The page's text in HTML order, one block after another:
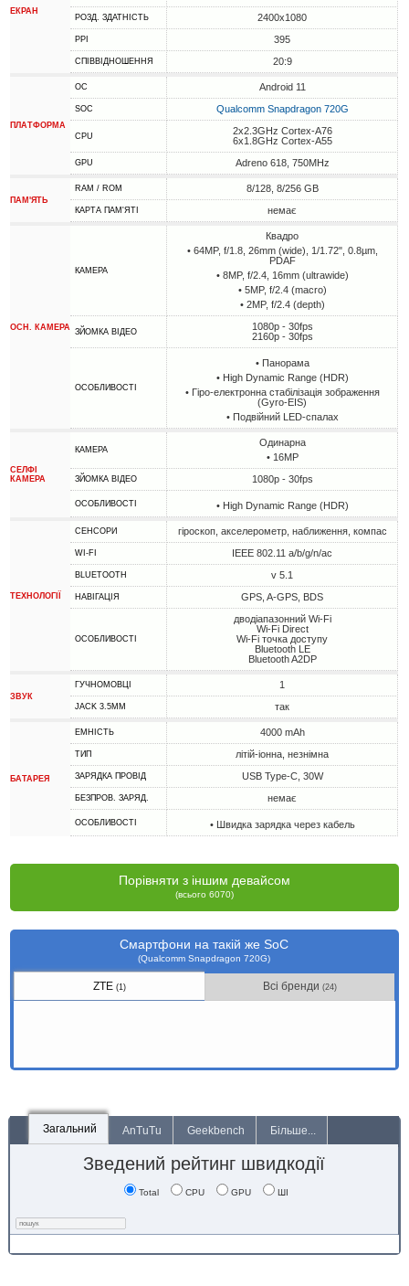
ЕКРАН
РОЗД. ЗДАТНІСТЬ 2400x1080
PPI 395
СПІВВІДНОШЕННЯ 20:9
ПЛАТФОРМА
ОС Android 11
SOC Qualcomm Snapdragon 720G
CPU
2x2.3GHz Cortex-A76
6x1.8GHz Cortex-A55
GPU Adreno 618, 750MHz
ПАМ'ЯТЬ
RAM / ROM 8/128, 8/256 GB
КАРТА ПАМ'ЯТІ немає
ОСН. КАМЕРА
КАМЕРА
Квадро
• 64MP, f/1.8, 26mm (wide), 1/1.72", 0.8µm,
PDAF
• 8MP, f/2.4, 16mm (ultrawide)
• 5MP, f/2.4 (macro)
• 2MP, f/2.4 (depth)
ЗЙОМКА ВІДЕО
1080p - 30fps
2160p - 30fps
ОСОБЛИВОСТІ
• Панорама
• High Dynamic Range (HDR)
• Гіро-електронна стабілізація зображення
(Gyro-EIS)
• Подвійний LED-спалах
СЕЛФІ
КАМЕРА
КАМЕРА
Одинарна
• 16MP
ЗЙОМКА ВІДЕО 1080p - 30fps
ОСОБЛИВОСТІ • High Dynamic Range (HDR)
ТЕХНОЛОГІЇ
СЕНСОРИ гіроскоп, акселерометр, наближення, компас
WI-FI IEEE 802.11 a/b/g/n/ac
BLUETOOTH v 5.1
НАВІГАЦІЯ GPS, A-GPS, BDS
ОСОБЛИВОСТІ
дводіапазонний Wi-Fi
Wi-Fi Direct
Wi-Fi точка доступу
Bluetooth LE
Bluetooth A2DP
ЗВУК
ГУЧНОМОВЦІ 1
JACK 3.5MM так
БАТАРЕЯ
ЕМНІСТЬ 4000 mAh
ТИП літій-іонна, незнімна
ЗАРЯДКА ПРОВІД USB Type-C, 30W
БЕЗПРОВ. ЗАРЯД. немає
ОСОБЛИВОСТІ • Швидка зарядка через кабель
Порівняти з іншим девайсом
(всього 6070)
Смартфони на такій же SoC
(Qualcomm Snapdragon 720G)
ZTE(1) Всі бренди(24)
Загальний AnTuTu Geekbench Більше...
Зведений рейтинг швидкодії
Total CPU GPU ШІ